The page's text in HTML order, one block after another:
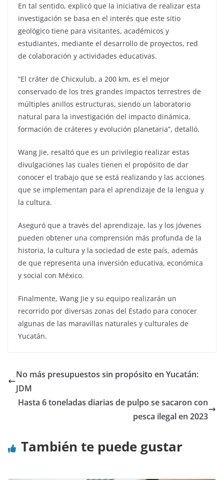
En tal sentido, explicó que la iniciativa de realizar esta
investigación se basa en el interés que este sitio
geológico tiene para visitantes, académicos y
estudiantes, mediante el desarrollo de proyectos, red
de colaboración y actividades educativas.
“El cráter de Chicxulub, a 200 km, es el mejor
conservado de los tres grandes impactos terrestres de
múltiples anillos estructuras, siendo un laboratorio
natural para la investigación del impacto dinámica,
formación de cráteres y evolución planetaria”, detalló.
Wang Jie, resaltó que es un privilegio realizar estas
divulgaciones las cuales tienen el propósito de dar
conocer el trabajo que se está realizando y las acciones
que se implementan para el aprendizaje de la lengua y
la cultura.
Aseguró que a través del aprendizaje, las y los jóvenes
pueden obtener una comprensión más profunda de la
historia, la cultura y la sociedad de este país, además
de que representa una inversión educativa, económica
y social con México.
Finalmente, Wang Jie y su equipo realizarán un
recorrido por diversas zonas del Estado para conocer
algunas de las maravillas naturales y culturales de
Yucatán.
No más presupuestos sin propósito en Yucatán:
JDM
Hasta 6 toneladas diarias de pulpo se sacaron con
pesca ilegal en 2023
También te puede gustar